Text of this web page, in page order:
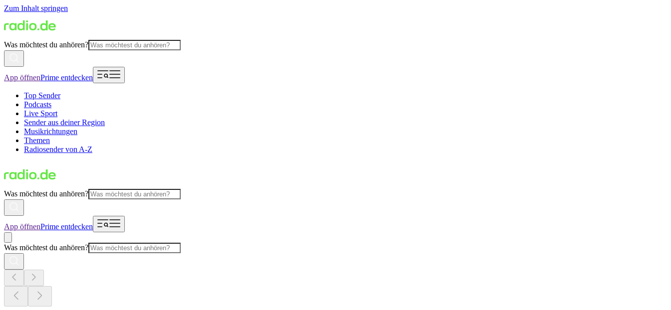
Zum Inhalt springen
Was möchtest du anhören?
App öffnenPrime entdecken
Top Sender
Podcasts
Live Sport
Sender aus deiner Region
Musikrichtungen
Themen
Radiosender von A-Z
Was möchtest du anhören?
App öffnenPrime entdecken
Was möchtest du anhören?